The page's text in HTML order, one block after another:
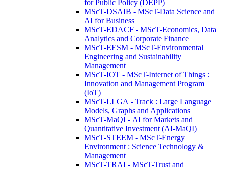
for Public Policy (DEPP)
MScT-DSAIB - MScT-Data Science and
AI for Business
MScT-EDACF - MScT-Economics, Data
Analytics and Corporate Finance
MScT-EESM - MScT-Environmental
Engineering and Sustainability
Management
MScT-IOT - MScT-Internet of Things :
Innovation and Management Program
(IoT)
MScT-LLGA - Track : Large Language
Models, Graphs and Applications
MScT-MaQI - AI for Markets and
Quantitative Investment (AI-MaQI)
MScT-STEEM - MScT-Energy
Environment : Science Technology &
Management
MScT-TRAI - MScT-Trust and